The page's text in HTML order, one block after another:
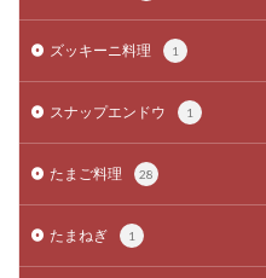
ズッキーニ料理 1
スナップエンドウ 1
たまご料理 28
たまねぎ 1